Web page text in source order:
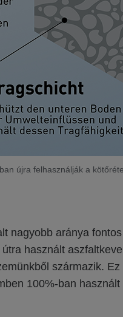
újra felhasználják a
nagyobb aránya
használt
származik.
100%-ban